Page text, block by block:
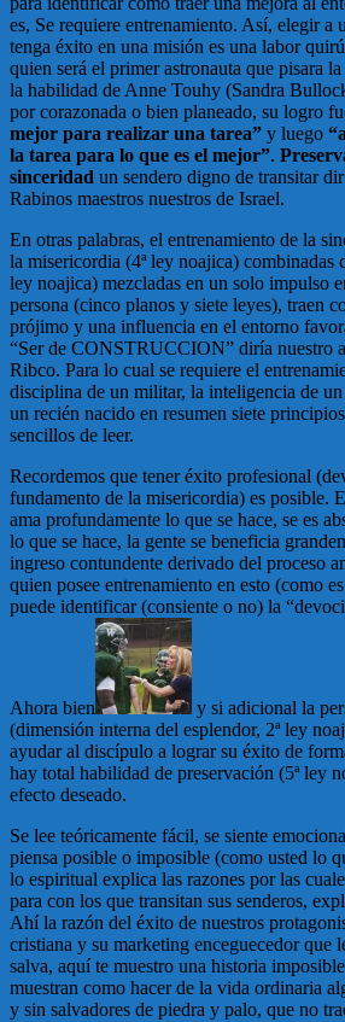
es, Se requiere entrenamiento. Así, elegir a
tenga éxito en una misión es una labor
quien será el primer astronauta que pisara
la habilidad de Anne Touhy (Sandra
por corazonada o bien planeado, su logro
mejor para realizar una tarea” y luego
la tarea para lo que es el mejor”.
sinceridad un sendero digno de transitar
Rabinos maestros nuestros de Israel.
En otras palabras, el entrenamiento de la
la misericordia (4ª ley noajica) combinadas
ley noajica) mezcladas en un solo impulso
persona (cinco planos y siete leyes), traen
prójimo y una influencia en el entorno
“Ser de CONSTRUCCION” diría nuestro
Ribco. Para lo cual se requiere el
disciplina de un militar, la inteligencia de
un recién nacido en resumen siete
sencillos de leer.
Recordemos que tener éxito profesional
fundamento de la misericordia) es posible.
ama profundamente lo que se hace, se es
lo que se hace, la gente se beneficia
ingreso contundente derivado del proceso
quien posee entrenamiento en esto (como
puede identificar (consiente o no) la
Ahora bien
y si adicional la
(dimensión interna del esplendor, 2ª ley
ayudar al discípulo a lograr su éxito de
hay total habilidad de preservación (5ª ley
efecto deseado.
Se lee teóricamente fácil, se siente
piensa posible o imposible (como usted lo
lo espiritual explica las razones por las
para con los que transitan sus senderos,
Ahí la razón del éxito de nuestros
cristiana y su marketing enceguecedor que
salva, aquí te muestro una historia
muestran como hacer de la vida ordinaria
y sin salvadores de piedra y palo, que no